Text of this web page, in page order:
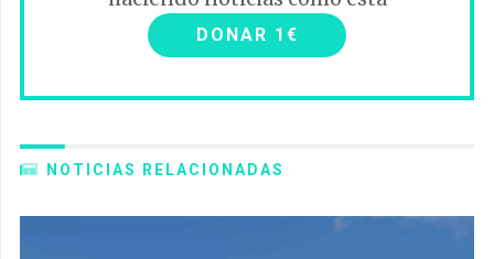
DONAR 1€
NOTICIAS RELACIONADAS